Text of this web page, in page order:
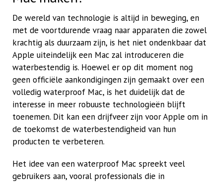
De wereld van technologie is altijd in beweging, en
met de voortdurende vraag naar apparaten die zowel
krachtig als duurzaam zijn, is het niet ondenkbaar dat
Apple uiteindelijk een Mac zal introduceren die
waterbestendig is. Hoewel er op dit moment nog
geen officiële aankondigingen zijn gemaakt over een
volledig waterproof Mac, is het duidelijk dat de
interesse in meer robuuste technologieën blijft
toenemen. Dit kan een drijfveer zijn voor Apple om in
de toekomst de waterbestendigheid van hun
producten te verbeteren.
Het idee van een waterproof Mac spreekt veel
gebruikers aan, vooral professionals die in